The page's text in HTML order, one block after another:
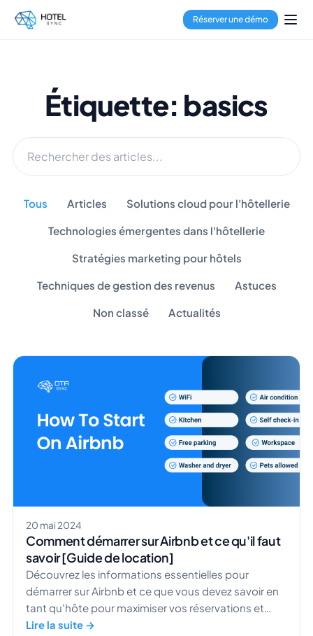
Réserver une démo
Étiquette: basics
Tous Articles Solutions cloud pour l'hôtellerie
Technologies émergentes dans l'hôtellerie
Stratégies marketing pour hôtels
Techniques de gestion des revenus Astuces
Non classé Actualités
20 mai 2024
Comment démarrer sur Airbnb et ce qu'il faut
savoir [Guide de location]
Découvrez les informations essentielles pour
démarrer sur Airbnb et ce que vous devez savoir en
tant qu'hôte pour maximiser vos réservations et
garantir la satisfaction de vos voyageurs.
Lire la suite →